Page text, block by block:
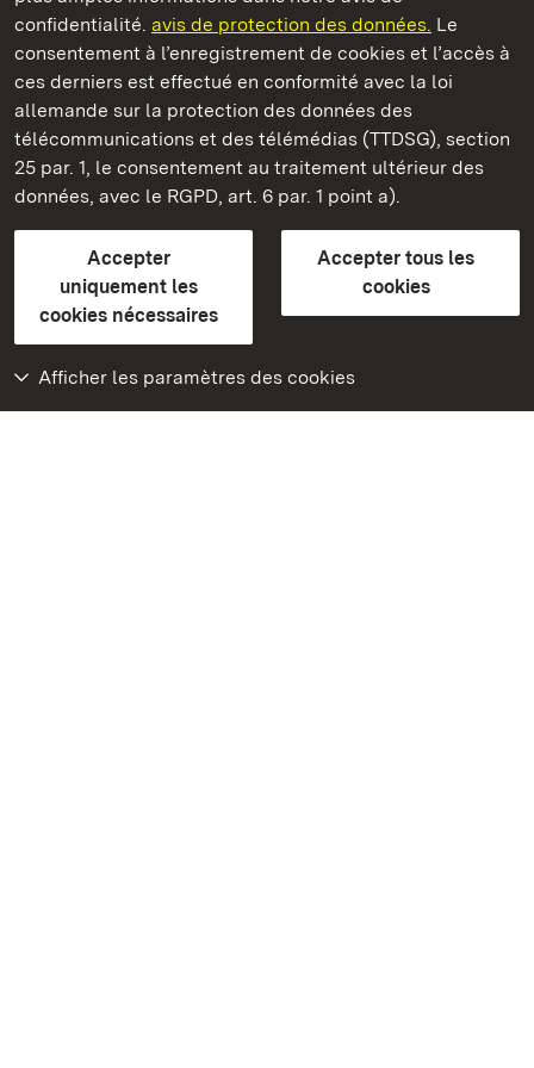
confidentialité. avis de protection des données. Le
consentement à l’enregistrement de cookies et l’accès à
ces derniers est effectué en conformité avec la loi
allemande sur la protection des données des
télécommunications et des télémédias (TTDSG), section
25 par. 1, le consentement au traitement ultérieur des
données, avec le RGPD, art. 6 par. 1 point a).
Accepter
uniquement les
cookies nécessaires
Accepter tous les
cookies
Afficher les paramètres des cookies
Châteaux et jardins publics du Bade-Wurtemberg
Contact et informationsFAQ et réponsesMentions légales
Protection des données
Explications sur l’accessibilité
BITV-konform (geprüfte Seiten)
plus loin
Accueil
Monuments
Rendez-nous visite